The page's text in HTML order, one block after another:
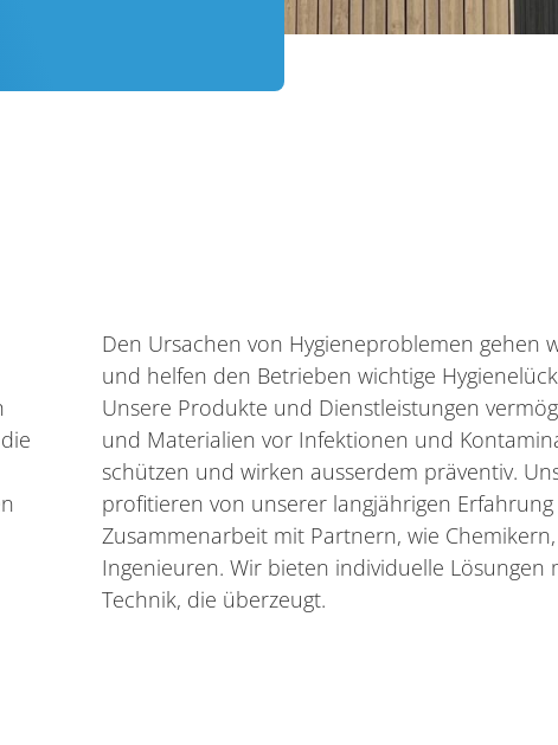
Den Ursachen von Hygieneproblemen gehen
und helfen den Betrieben wichtige
Unsere Produkte und Dienstleistungen
und Materialien vor Infektionen und
schützen und wirken ausserdem präventiv.
profitieren von unserer langjährigen
Zusammenarbeit mit Partnern, wie
Ingenieuren. Wir bieten individuelle Lösungen
Technik, die überzeugt.